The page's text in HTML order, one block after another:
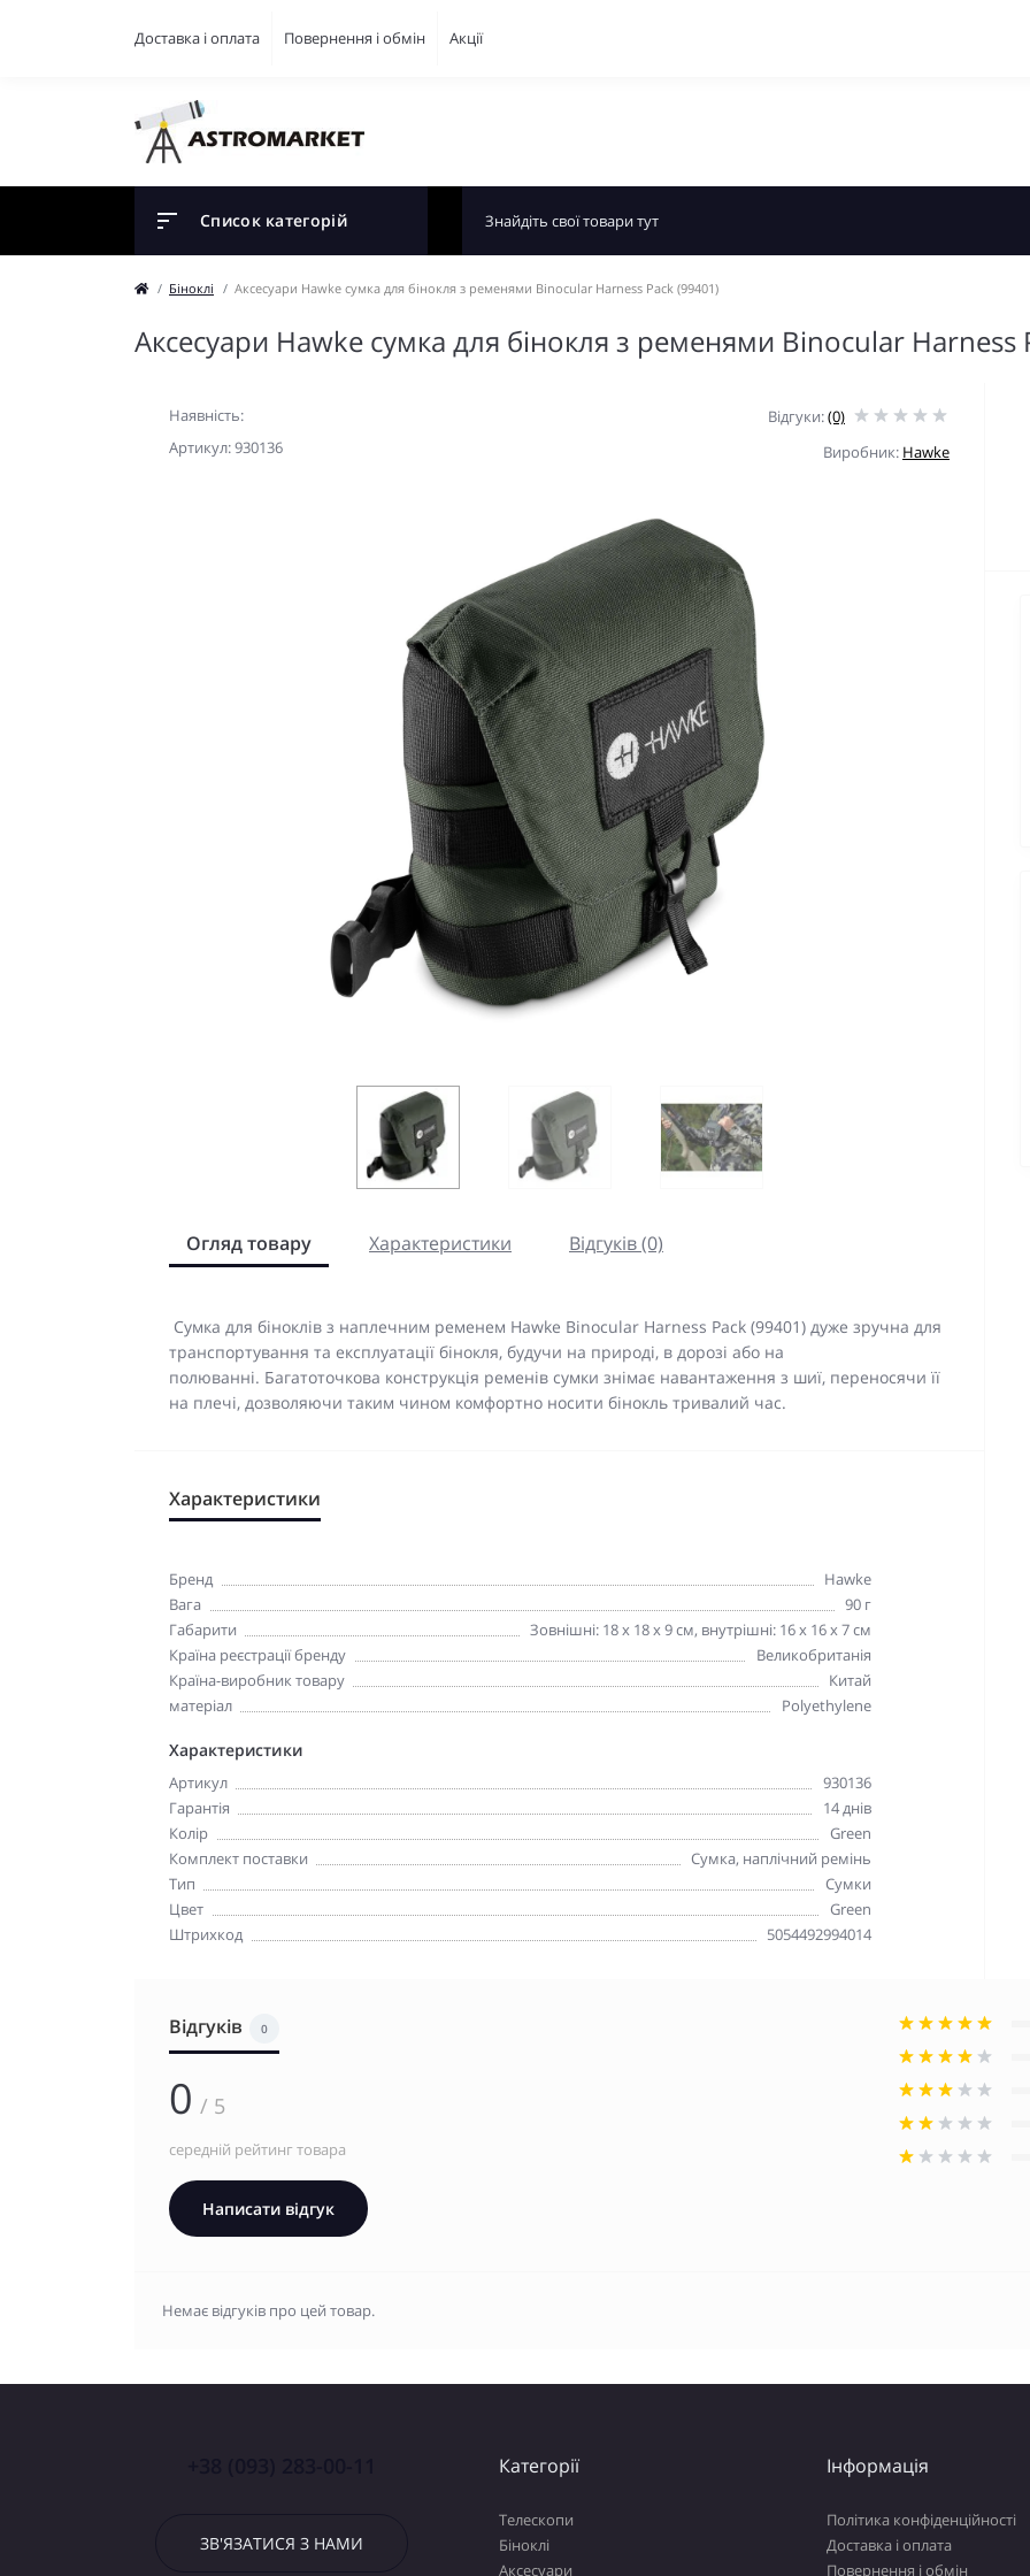
Доставка і оплата Повернення і обмін Акції
Список категорій
Біноклі Аксесуари Hawke сумка для бінокля з ременями Binocular Harness Pack (99401)
Аксесуари Hawke сумка для бінокля з ременями Binocular Harness
Наявність:
Артикул: 930136
Відгуки:(0)
Виробник: Hawke
Огляд товару Характеристики Відгуків (0)
Сумка для біноклів з наплечним ременем Hawke Binocular Harness Pack (99401) дуже зручна для
транспортування та експлуатації бінокля, будучи на природі, в дорозі або на
полюванні. Багатоточкова конструкція ременів сумки знімає навантаження з шиї, переносячи її
на плечі, дозволяючи таким чином комфортно носити бінокль тривалий час.
Характеристики
Бренд
Hawke
Вага
90 г
Габарити
Зовнішні: 18 х 18 х 9 см, внутрішні: 16 х 16 х 7 см
Країна реєстрації бренду
Великобританія
Країна-виробник товару
Китай
матеріал
Polyethylene
Характеристики
Артикул
930136
Гарантія
14 днів
Колір
Green
Комплект поставки
Сумка, наплічний ремінь
Тип
Сумки
Цвет
Green
Штрихкод
5054492994014
Відгуків 0
0 / 5
середній рейтинг товара
Написати відгук
Немає відгуків про цей товар.
ЗВ'ЯЗАТИСЯ З НАМИ
Категорії
Телескопи
Біноклі
Аксесуари
Інформація
Політика конфіденційності
Доставка і оплата
Повернення і обмін